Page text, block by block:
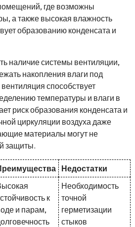
где возможны
а также высокая влажность
образованию конденсата и
наличие системы вентиляции,
накопления влаги под
способствует
температуры и влаги в
риск образования конденсата и
циркуляции воздуха даже
материалы могут не
защиты.
Недостатки
к
и парам,
Необходимость
точной
герметизации
стыков